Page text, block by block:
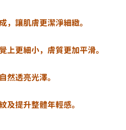
讓肌膚更潔淨細緻。
更細小，膚質更加平滑。
然透亮光澤。
及提升整體年輕感。